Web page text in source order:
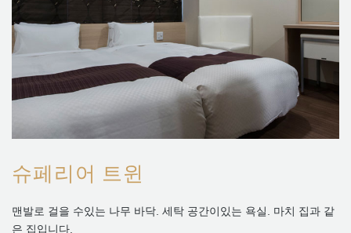
슈페리어 트윈
맨발로 걸을 수있는 나무 바닥. 세탁 공간이있는 욕실. 마치 집과 같
은 집입니다.